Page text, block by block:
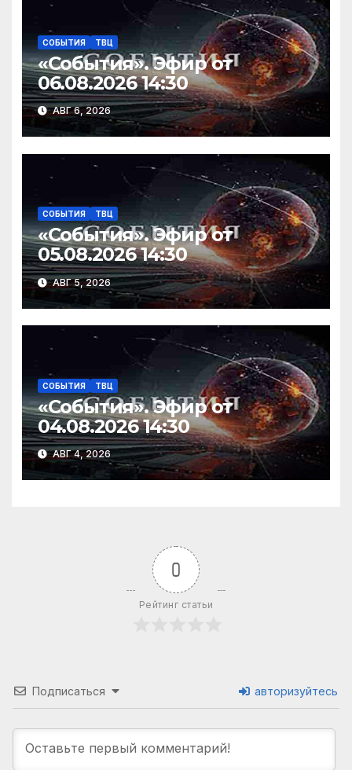
ki
СОБЫТИЯ ТВЦ
«События». Эфир от
06.08.2026 14:30
АВГ 6, 2026
СОБЫТИЯ ТВЦ
«События». Эфир от
05.08.2026 14:30
АВГ 5, 2026
СОБЫТИЯ ТВЦ
«События». Эфир от
04.08.2026 14:30
АВГ 4, 2026
0
Рейтинг статьи
Подписаться авторизуйтесь